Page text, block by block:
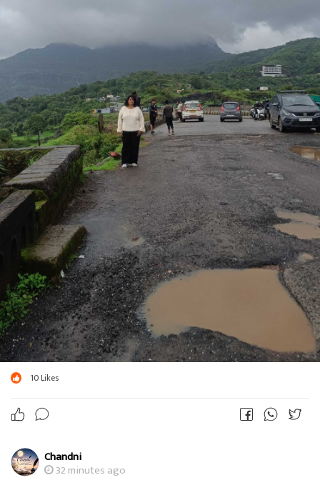
10Likes
Chandni
32 minutes ago